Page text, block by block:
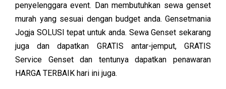
penyelenggara event. Dan membutuhkan sewa genset
murah yang sesuai dengan budget anda. Gensetmania
Jogja SOLUSI tepat untuk anda. Sewa Genset sekarang
juga dan dapatkan GRATIS antar-jemput, GRATIS
Service Genset dan tentunya dapatkan penawaran
HARGA TERBAIK hari ini juga.